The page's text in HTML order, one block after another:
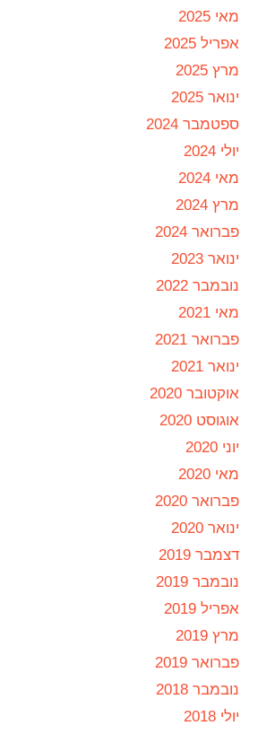
מאי 2025
אפריל 2025
מרץ 2025
ינואר 2025
ספטמבר 2024
יולי 2024
מאי 2024
מרץ 2024
פברואר 2024
ינואר 2023
נובמבר 2022
מאי 2021
פברואר 2021
ינואר 2021
אוקטובר 2020
אוגוסט 2020
יוני 2020
מאי 2020
פברואר 2020
ינואר 2020
דצמבר 2019
נובמבר 2019
אפריל 2019
מרץ 2019
פברואר 2019
נובמבר 2018
יולי 2018